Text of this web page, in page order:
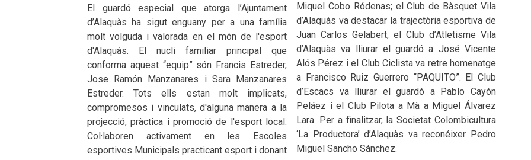
El guardó especial que atorga l’Ajuntament
d’Alaquàs ha sigut enguany per a una família
molt volguda i valorada en el món de l'esport
d'Alaquàs. El nucli familiar principal que
conforma aquest “equip” són Francis Estreder,
Jose Ramón Manzanares i Sara Manzanares
Estreder. Tots ells estan molt implicats,
compromesos i vinculats, d'alguna manera a la
projecció, pràctica i promoció de l'esport local.
Col·laboren activament en les Escoles
esportives Municipals practicant esport i donant
Miquel Cobo Ródenas; el Club de Bàsquet Vila
d’Alaquàs va destacar la trajectòria esportiva de
Juan Carlos Gelabert, el Club d’Atletisme Vila
d’Alaquàs va lliurar el guardó a José Vicente
Alós Pérez i el Club Ciclista va retre homenatge
a Francisco Ruiz Guerrero “PAQUITO”. El Club
d’Escacs va lliurar el guardó a Pablo Cayón
Peláez i el Club Pilota a Mà a Miguel Álvarez
Lara. Per a finalitzar, la Societat Colombicultura
‘La Productora’ d’Alaquàs va reconéixer Pedro
Miguel Sancho Sánchez.